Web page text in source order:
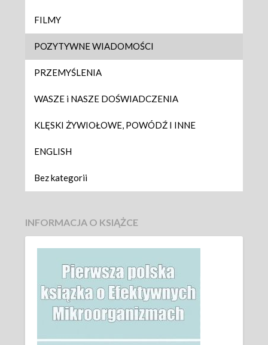
FILMY
POZYTYWNE WIADOMOŚCI
PRZEMYŚLENIA
WASZE i NASZE DOŚWIADCZENIA
KLĘSKI ŻYWIOŁOWE, POWÓDŹ I INNE
ENGLISH
Bez kategorii
INFORMACJA O KSIĄŻCE